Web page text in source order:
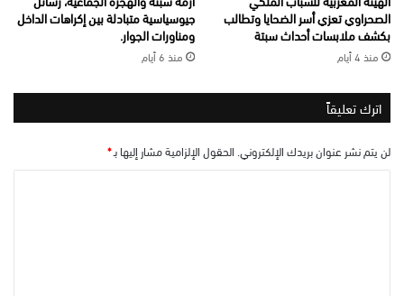
الصحراوي تعزي أسر الضحايا وتطالب
بكشف ملابسات أحداث سبتة
منذ 4 أيام
جيوسياسية متبادلة بين إكراهات الداخل
ومناورات الجوار.
منذ 6 أيام
اترك تعليقاً
لن يتم نشر عنوان بريدك الإلكتروني. الحقول الإلزامية مشار إليها بـ*